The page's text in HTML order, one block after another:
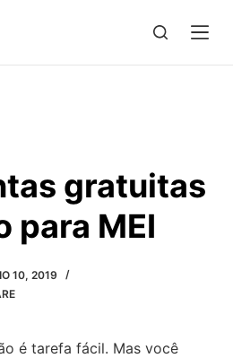
gratuitas
para MEI
10, 2019
é tarefa fácil. Mas você